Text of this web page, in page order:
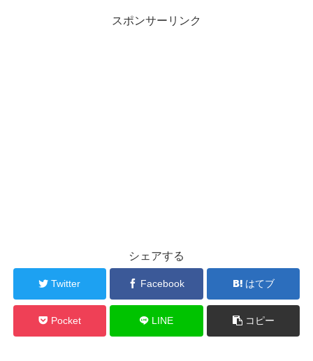
スポンサーリンク
シェアする
Twitter Facebook はてブ
Pocket LINE コピー